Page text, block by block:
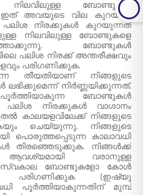
നിലവിലുള്ള ബോണ്ടുകൾ
ഇത് അവയുടെ വില കുറയാൻ
പലിശ നിരക്കുകൾ കുറയുന്നത്
നിലവിലുള്ള ബോണ്ടുകളെ
ബോണ്ടുകൾ
പലിശ നിരക്ക് അന്തരീക്ഷവും
പരിഗണിക്കുക.
തീയതിയാണ് നിങ്ങളുടെ
ലഭിക്കുമെന്ന് നിർണ്ണയിക്കുന്നത്.
ബോണ്ടുകൾ
നിരക്കുകൾ വാഗ്ദാനം
കാലയളവിലേക്ക് നിങ്ങളുടെ
ചെയ്യുന്നു. നിങ്ങളുടെ
പൊരുത്തപ്പെടുന്ന കാലാവധി
തിരഞ്ഞെടുക്കുക. നിങ്ങൾക്ക്
വരാനുള്ള
ബോണ്ടുകളോ കോൾ
പരിഗണിക്കുക (ഇഷ്യു
പൂർത്തിയാകുന്നതിന് മുമ്പ്